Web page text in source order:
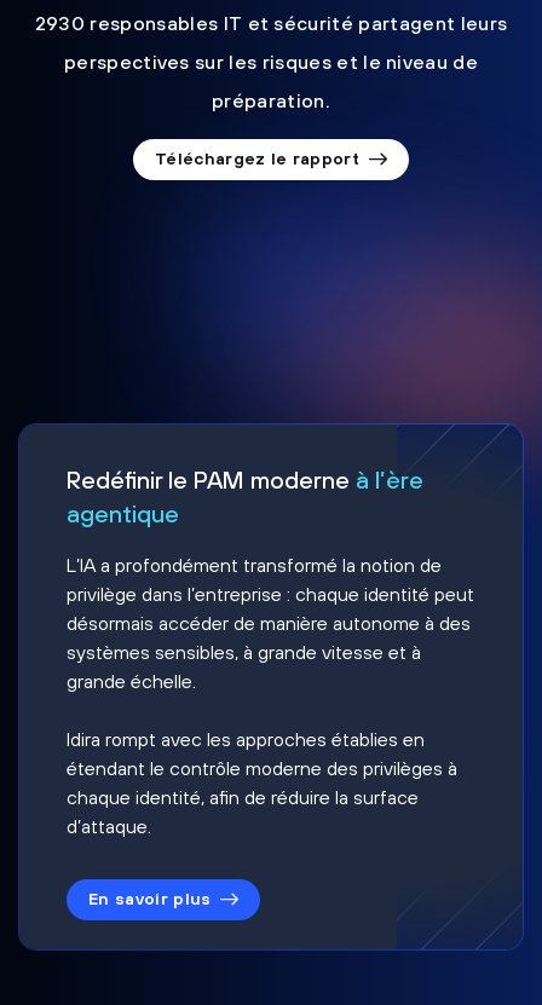
2930 responsables IT et sécurité partagent leurs
perspectives sur les risques et le niveau de
préparation.
Téléchargez le rapport
Redéfinir le PAM moderne à l’ère
agentique
L’IA a profondément transformé la notion de
privilège dans l’entreprise : chaque identité peut
désormais accéder de manière autonome à des
systèmes sensibles, à grande vitesse et à
grande échelle.
Idira rompt avec les approches établies en
étendant le contrôle moderne des privilèges à
chaque identité, afin de réduire la surface
d’attaque.
En savoir plus